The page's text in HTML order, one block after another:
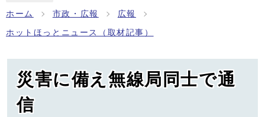
ホーム 市政・広報 広報
ホットほっとニュース（取材記事）
災害に備え無線局同士で通
信